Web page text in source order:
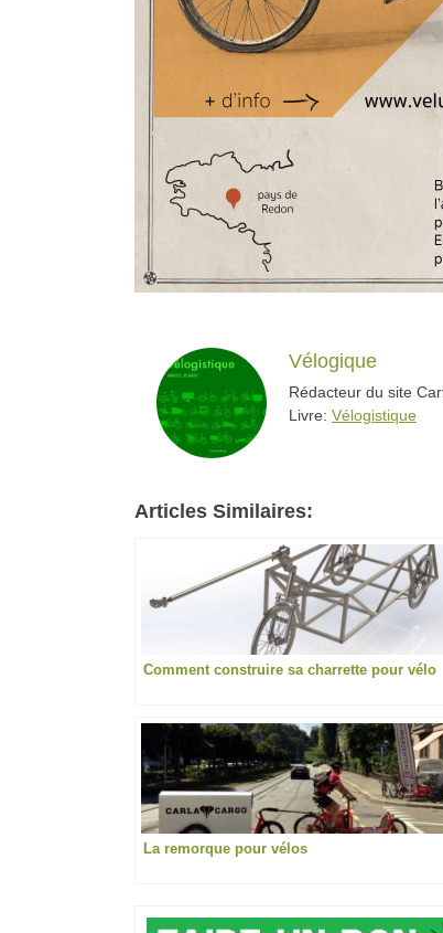
Vélogique
Rédacteur du site
Livre: Vélogistique
Articles Similaires:
Comment construire sa charrette pour vélo
La remorque pour vélos